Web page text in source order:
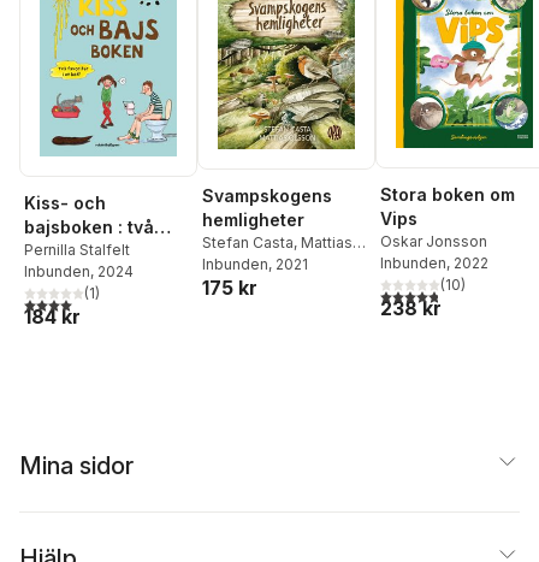
Kiss- och
bajsboken : två
favoriter i en bok!
Pernilla Stalfelt
Inbunden, 2024
4,0utav 5 stjärnor. Totalt antal röster:
(1)
184 kr
Svampskogens
hemligheter
Stefan Casta, Mattias
Olsson
Inbunden, 2021
175 kr
Stora boken om
Vips
Oskar Jonsson
Inbunden, 2022
4,8utav 5 stjärnor.
(10)
238 kr
Mina sidor